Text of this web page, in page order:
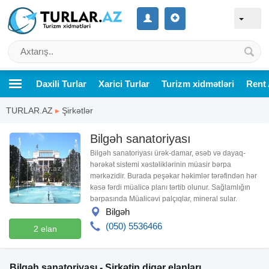
Daxili Turlar Xarici Turlar Turizm xidmətləri Rent
TURLAR.AZ ▸ Şirkətlər
2 elan
Bilgəh sanatoriyası
Bilgəh sanatoriyası ürək-damar, əsəb və dayaq-
hərəkət sistemi xəstəliklərinin müasir bərpa
mərkəzidir. Burada peşəkar həkimlər tərəfindən hər
kəsə fərdi müalicə planı tərtib olunur. Sağlamlığın
bərpasında Müalicəvi palçıqlar, mineral sular.
Bilgəh
(050) 5536466